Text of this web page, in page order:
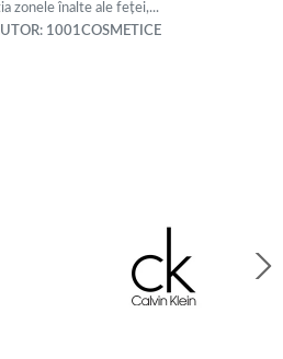
zonele înalte ale feței,...
1001COSMETICE